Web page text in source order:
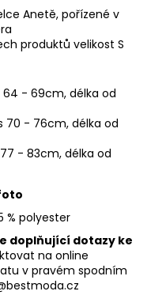
Anetě, pořízené v
produktů velikost S
- 69cm, délka od
70 - 76cm, délka od
- 83cm, délka od
% polyester
doplňující dotazy ke
na online
v pravém spodním